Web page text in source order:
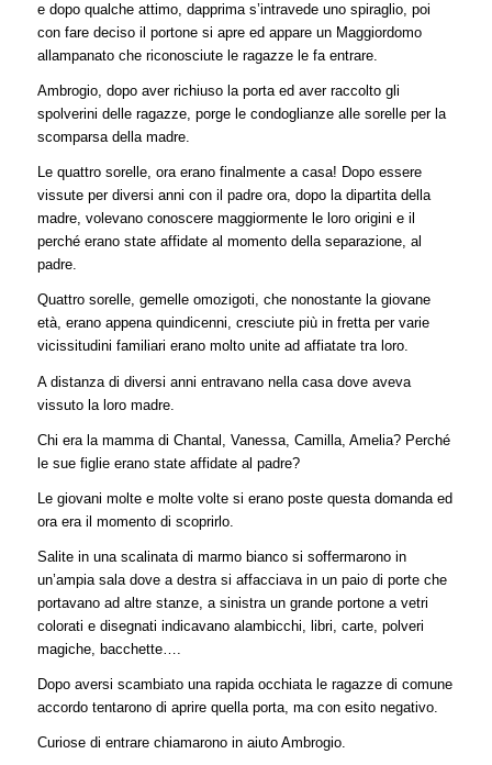
e dopo qualche attimo, dapprima s’intravede uno spiraglio, poi
con fare deciso il portone si apre ed appare un Maggiordomo
allampanato che riconosciute le ragazze le fa entrare.
Ambrogio, dopo aver richiuso la porta ed aver raccolto gli
spolverini delle ragazze, porge le condoglianze alle sorelle per la
scomparsa della madre.
Le quattro sorelle, ora erano finalmente a casa! Dopo essere
vissute per diversi anni con il padre ora, dopo la dipartita della
madre, volevano conoscere maggiormente le loro origini e il
perché erano state affidate al momento della separazione, al
padre.
Quattro sorelle, gemelle omozigoti, che nonostante la giovane
età, erano appena quindicenni, cresciute più in fretta per varie
vicissitudini familiari erano molto unite ad affiatate tra loro.
A distanza di diversi anni entravano nella casa dove aveva
vissuto la loro madre.
Chi era la mamma di Chantal, Vanessa, Camilla, Amelia? Perché
le sue figlie erano state affidate al padre?
Le giovani molte e molte volte si erano poste questa domanda ed
ora era il momento di scoprirlo.
Salite in una scalinata di marmo bianco si soffermarono in
un’ampia sala dove a destra si affacciava in un paio di porte che
portavano ad altre stanze, a sinistra un grande portone a vetri
colorati e disegnati indicavano alambicchi, libri, carte, polveri
magiche, bacchette….
Dopo aversi scambiato una rapida occhiata le ragazze di comune
accordo tentarono di aprire quella porta, ma con esito negativo.
Curiose di entrare chiamarono in aiuto Ambrogio.